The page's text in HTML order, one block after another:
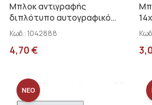
Μπλοκ αντιγραφής
διπλότυπο αυτογραφικό
351α
Κωδ.:1042888
4,70€
ΝΕΟ